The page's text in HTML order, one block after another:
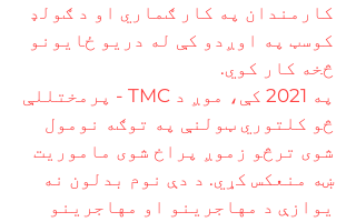
کارمندان په کار ګماري او د ګولډ
کوسټ په اوږدو کې له دریو ځایونو
څخه کار کوي.
په 2021 کې، موږ د TMC - پرمختللې
څو کلتوري ټولنې په توګه نومول
شوی ترڅو زموږ پراخ شوی ماموریت
ښه منعکس کړي. د دې نوم بدلون نه
یوازې د مهاجرینو او مهاجرینو